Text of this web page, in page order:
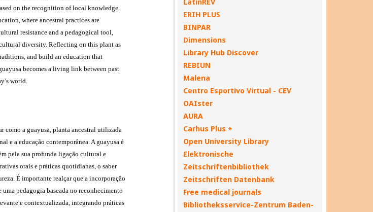
ERIH PLUS
BINPAR
Dimensions
Library Hub Discover
REBIUN
Malena
Centro Esportivo Virtual - CEV
OAIster
AURA
Carhus Plus +
Open University Library
Elektronische
Zeitschriftenbibliothek
Zeitschriften Datenbank
Free medical journals
Bibliotheksservice-Zentrum Baden-